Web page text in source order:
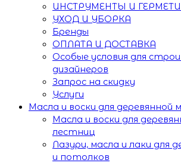
ИНСТРУМЕНТЫ И
УХОД И УБОРКА
Бренды
ОПЛАТА И ДОСТАВКА
Особые условия для
дизайнеров
Запрос на скидку
Услуги
Масла и воски для деревянной
Масла и воски для
лестниц
Лазури, масла и лаки для
и потолков